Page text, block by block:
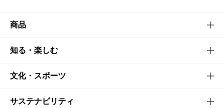
商品
商品TOP
商品一覧
商品発売情報
知る・楽しむ
知る・楽しむTOP
キャンペーン
文化・スポーツ
文化・スポーツTOP
サステナビリティ